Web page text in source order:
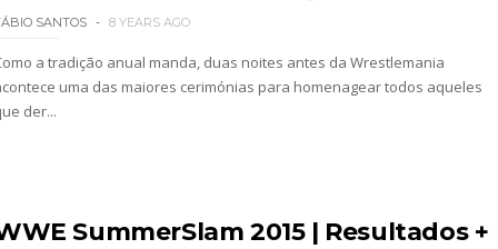
Fletcher supera Speedball Mike Bailey em
PARA O ALL IN: Willow Nightingale e
SANTOS 8 YEARS AGO
a tradição anual manda, duas noites antes da Wrestlemania
uma das maiores cerimónias para homenagear todos aqueles
der...
SummerSlam 2015 | Resultados +